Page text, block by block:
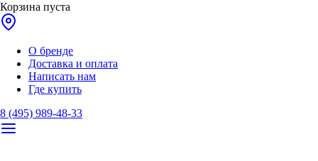
Корзина пуста
О бренде
Доставка и оплата
Написать нам
Где купить
8 (495) 989-48-33